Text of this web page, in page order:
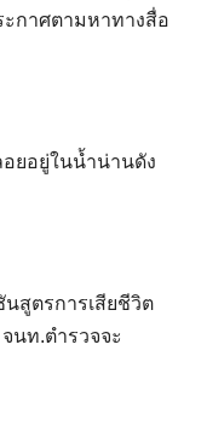
กาศตามหาทางสื่อ
ยอยู่ในน้ำน่านดัง
สูตรการเสียชีวิต
นท.ตำรวจจะ